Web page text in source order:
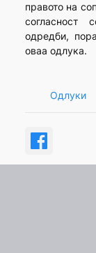
правото на
согласност
одредби,
оваа одлука.
Одлуки